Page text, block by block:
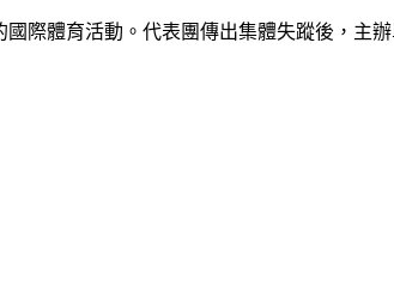
際體育活動。代表團傳出集體失蹤後，主